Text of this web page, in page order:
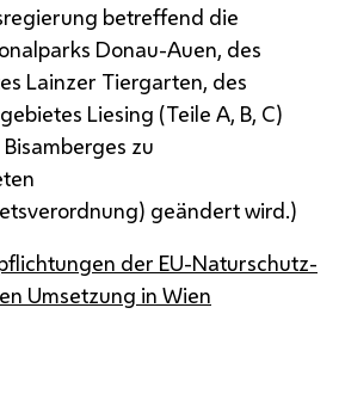
betreffend die
Donau-Auen, des
Lainzer Tiergarten, des
Liesing (Teile A, B, C)
zu
geändert wird.)
der EU-Naturschutz-
Umsetzung in Wien